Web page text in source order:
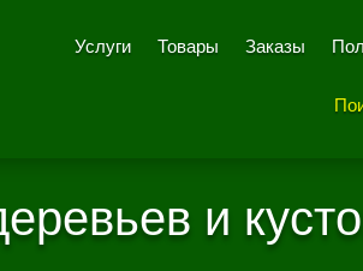
Услуги Товары Заказы
и